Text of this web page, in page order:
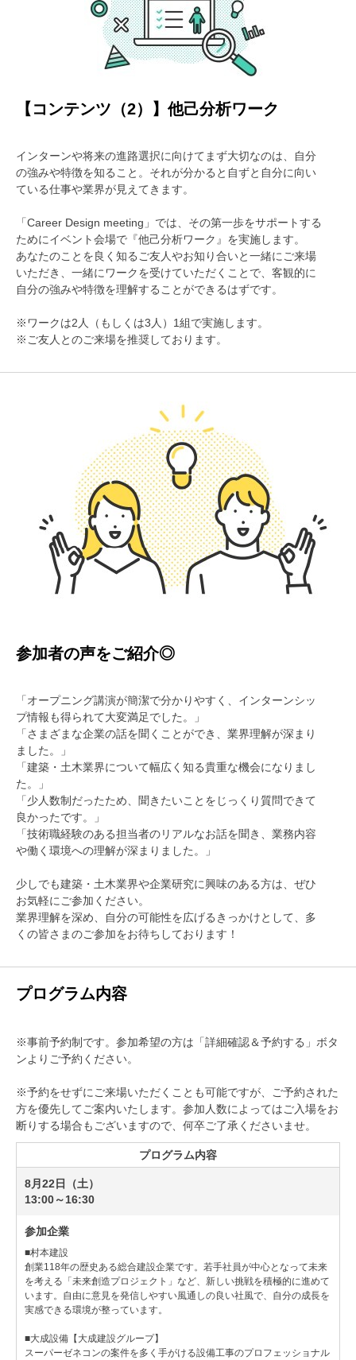
【コンテンツ（2）】他己分析ワーク
インターンや将来の進路選択に向けてまず大切なのは、自分
の強みや特徴を知ること。それが分かると自ずと自分に向い
ている仕事や業界が見えてきます。
「Career Design meeting」では、その第一歩をサポートする
ためにイベント会場で『他己分析ワーク』を実施します。
あなたのことを良く知るご友人やお知り合いと一緒にご来場
いただき、一緒にワークを受けていただくことで、客観的に
自分の強みや特徴を理解することができるはずです。
※ワークは2人（もしくは3人）1組で実施します。
※ご友人とのご来場を推奨しております。
参加者の声をご紹介◎
「オープニング講演が簡潔で分かりやすく、インターンシッ
プ情報も得られて大変満足でした。」
「さまざまな企業の話を聞くことができ、業界理解が深まり
ました。」
「建築・土木業界について幅広く知る貴重な機会になりまし
た。」
「少人数制だったため、聞きたいことをじっくり質問できて
良かったです。」
「技術職経験のある担当者のリアルなお話を聞き、業務内容
や働く環境への理解が深まりました。」
少しでも建築・土木業界や企業研究に興味のある方は、ぜひ
お気軽にご参加ください。
業界理解を深め、自分の可能性を広げるきっかけとして、多
くの皆さまのご参加をお待ちしております！
プログラム内容
※事前予約制です。参加希望の方は「詳細確認＆予約する」ボタ
ンよりご予約ください。
※予約をせずにご来場いただくことも可能ですが、ご予約された
方を優先してご案内いたします。参加人数によってはご入場をお
断りする場合もございますので、何卒ご了承くださいませ。
プログラム内容
8月22日（土）
13:00～16:30
参加企業
■村本建設
創業118年の歴史ある総合建設企業です。若手社員が中心となって未来
を考える「未来創造プロジェクト」など、新しい挑戦を積極的に進めて
います。自由に意見を発信しやすい風通しの良い社風で、自分の成長を
実感できる環境が整っています。
■大成設備【大成建設グループ】
スーパーゼネコンの案件を多く手がける設備工事のプロフェッショナル